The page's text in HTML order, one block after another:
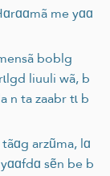
me yɑɑ
boblg
liuuli wã, b
n ta zaabr tɩ b
arzũma, lɑ
sẽn be b